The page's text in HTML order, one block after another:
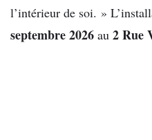
l’intérieur de soi. »
septembre 2026 au 2 Rue